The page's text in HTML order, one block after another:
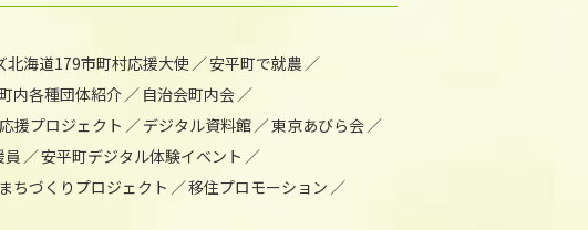
北海道179市町村応援大使
安平町で就農
内各種団体紹介
自治会町内会
援プロジェクト デジタル資料館
東京あびら会
員
安平町デジタル体験イベント
ちづくりプロジェクト
移住プロモーション